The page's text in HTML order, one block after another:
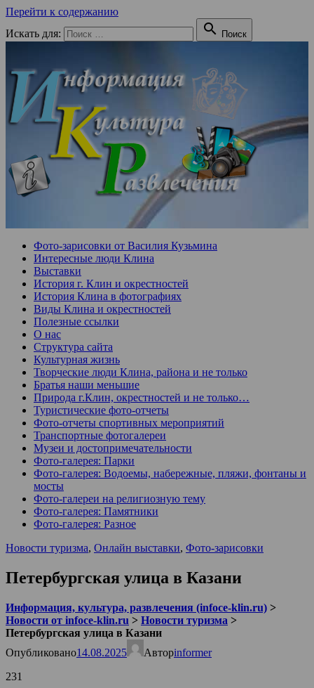
Перейти к содержанию
Искать для:
 Поиск
Фото-зарисовки от Василия Кузьмина
Интересные люди Клина
Выставки
История г. Клин и окрестностей
История Клина в фотографиях
Виды Клина и окрестностей
Полезные ссылки
О нас
Структура сайта
Культурная жизнь
Творческие люди Клина, района и не только
Братья наши меньшие
Природа г.Клин, окрестностей и не только…
Туристические фото-отчеты
Фото-отчеты спортивных мероприятий
Транспортные фотогалереи
Музеи и достопримечательности
Фото-галерея: Парки
Фото-галерея: Водоемы, набережные, пляжи, фонтаны и
мосты
Фото-галереи на религиозную тему
Фото-галерея: Памятники
Фото-галерея: Разное
Новости туризма, Онлайн выставки, Фото-зарисовки
Петербургская улица в Казани
Информация, культура, развлечения (infoce-klin.ru) >
Новости от infoce-klin.ru > Новости туризма >
Петербургская улица в Казани
Опубликовано14.08.2025 Авторinformer
231